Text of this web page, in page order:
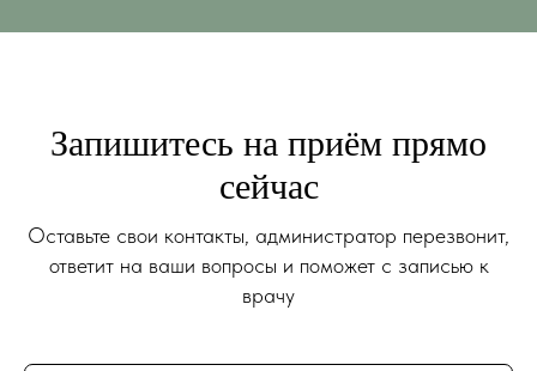
Запишитесь на приём прямо
сейчас
Оставьте свои контакты, администратор перезвонит,
ответит на ваши вопросы и поможет с записью к
врачу